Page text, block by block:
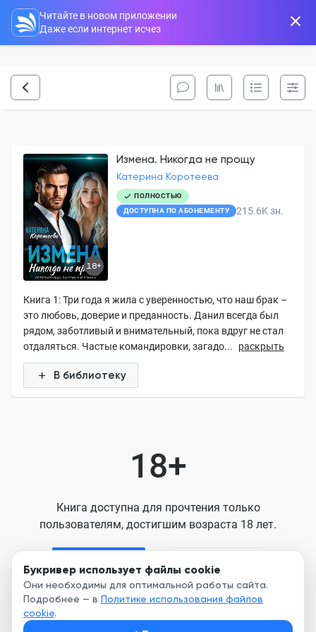
Букривер использует файлы cookie
Они необходимы для оптимальной работы сайта.
Подробнее — в Политике использования файлов
cookie.
Читайте в новом приложении
Даже если интернет исчез
18+
Измена. Никогда не прощу
Катерина Коротеева
ПОЛНОСТЬЮ
ДОСТУПНА ПО АБОНЕМЕНТУ
215.6K зн.
Книга 1: Три года я жила с уверенностью, что наш брак –
это любовь, доверие и преданность. Данил всегда был
рядом, заботливый и внимательный, пока вдруг не стал
отдаляться. Частые командировки, загадо...
раскрыть
В библиотеку
18+
Книга доступна для прочтения только
пользователям, достигшим возраста 18 лет.
Нажимая кнопку, я принимаю условия
Пользовательского соглашения